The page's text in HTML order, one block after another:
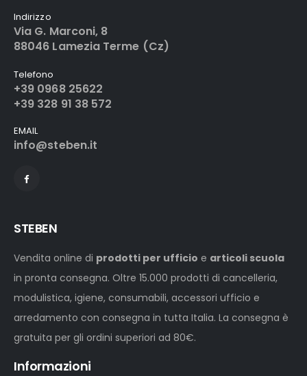
Indirizzo
Via G. Marconi, 8
88046 Lamezia Terme (Cz)
Telefono
+39 0968 25622
+39 328 91 38 572
EMAIL
info@steben.it
STEBEN
Vendita online di prodotti per ufficio e articoli scuola
in pronta consegna. Oltre 15.000 prodotti di cancelleria,
modulistica, igiene, consumabili, accessori ufficio e
arredamento con consegna in tutta Italia. La consegna è
gratuita per gli ordini superiori ad 80€.
Informazioni